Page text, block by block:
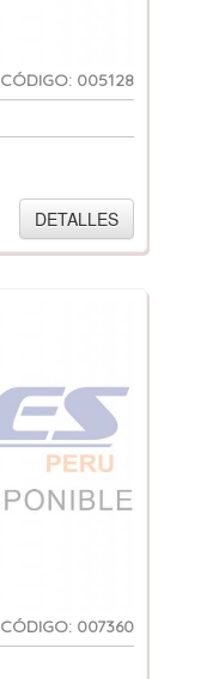
CÓDIGO: 005128
DETALLES
CÓDIGO: 007360